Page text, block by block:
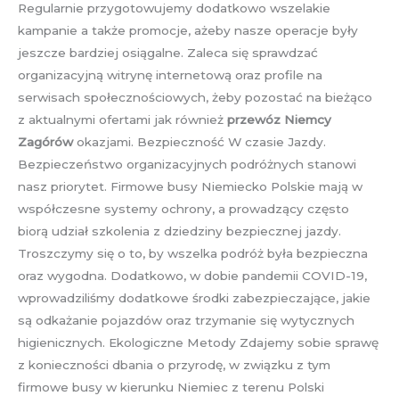
Regularnie przygotowujemy dodatkowo wszelakie
kampanie a także promocje, ażeby nasze operacje były
jeszcze bardziej osiągalne. Zaleca się sprawdzać
organizacyjną witrynę internetową oraz profile na
serwisach społecznościowych, żeby pozostać na bieżąco
z aktualnymi ofertami jak również przewóz Niemcy
Zagórówokazjami. Bezpieczność W czasie Jazdy.
Bezpieczeństwo organizacyjnych podróżnych stanowi
nasz priorytet. Firmowe busy Niemiecko Polskie mają w
współczesne systemy ochrony, a prowadzący często
biorą udział szkolenia z dziedziny bezpiecznej jazdy.
Troszczymy się o to, by wszelka podróż była bezpieczna
oraz wygodna. Dodatkowo, w dobie pandemii COVID-19,
wprowadziliśmy dodatkowe środki zabezpieczające, jakie
są odkażanie pojazdów oraz trzymanie się wytycznych
higienicznych. Ekologiczne Metody Zdajemy sobie sprawę
z konieczności dbania o przyrodę, w związku z tym
firmowe busy w kierunku Niemiec z terenu Polski